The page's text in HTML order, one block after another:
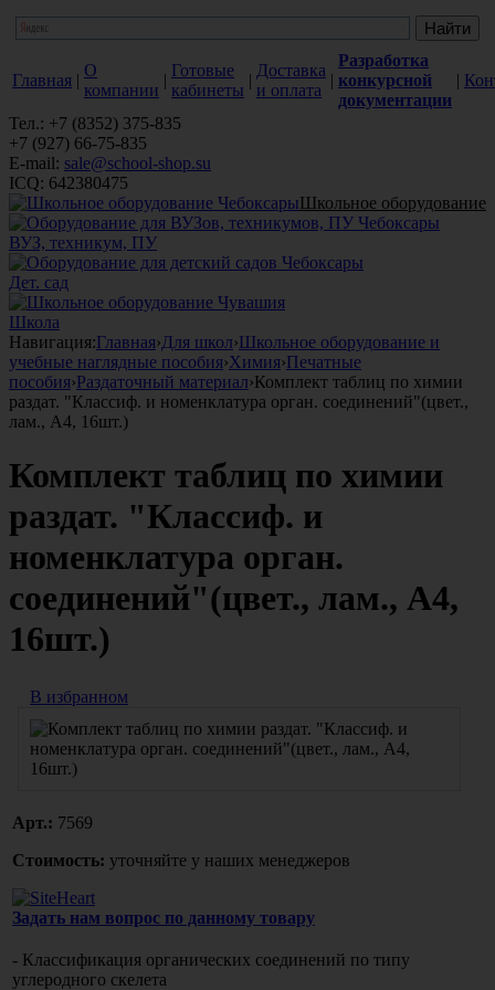
Главная |
О
компании
|
Готовые
кабинеты
|
Доставка
и оплата
|
Разработка
конкурсной
документации
|
Тел.: +7 (8352) 375-835
+7 (927) 66-75-835
E-mail: sale@school-shop.su
ICQ: 642380475
Школьное оборудование
ВУЗ, техникум, ПУ
Дет. сад
Школа
Навигация:Главная›Для школ›Школьное оборудование и
учебные наглядные пособия›Химия›Печатные
пособия›Раздаточный материал›Комплект таблиц по химии
раздат. "Классиф. и номенклатура орган. соединений"(цвет.,
лам., А4, 16шт.)
Комплект таблиц по химии
раздат. "Классиф. и
номенклатура орган.
соединений"(цвет., лам., А4,
16шт.)
В избранном
Арт.: 7569
Стоимость: уточняйте у наших менеджеров
Задать нам вопрос по данному товару
- Классификация органических соединений по типу
углеродного скелета